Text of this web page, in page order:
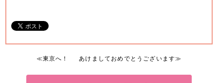
≪東京へ！ あけましておめでとうございます≫